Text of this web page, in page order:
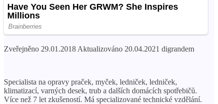
Zveřejněno 29.01.2018 Aktualizováno 20.04.2021 digrandem
Specialista na opravy praček, myček, ledniček, ledniček,
klimatizací, varných desek, trub a dalších domácích spotřebičů.
Více než 7 let zkušeností. Má specializované technické vzdělání.